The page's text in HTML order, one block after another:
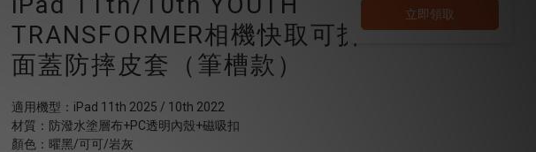
立即領取
TRANSFORMER相機快取可拆
面蓋防摔皮套（筆槽款）
適用機型：iPad 11th 2025 / 10th 2022
材質：防潑水塗層布+PC透明內殼+磁吸扣
顏色：曜黑/可可/岩灰